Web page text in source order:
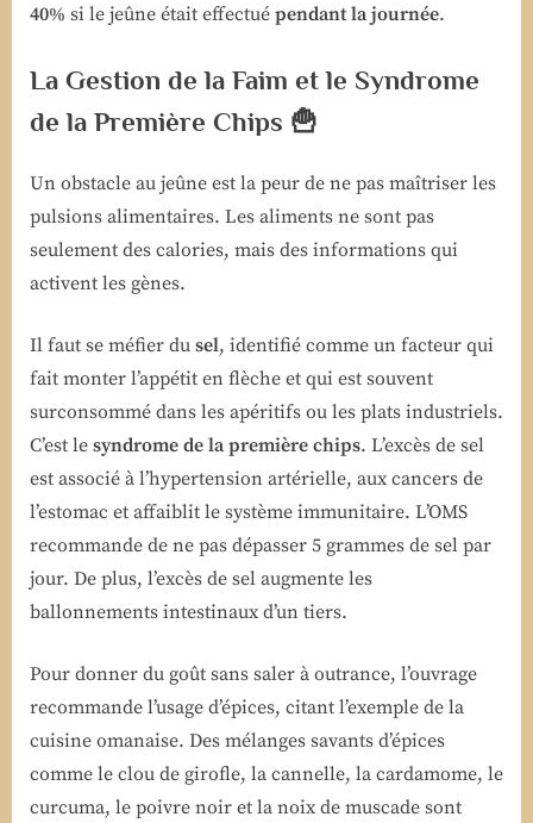
40% si le jeûne était effectué pendant la journée.
La Gestion de la Faim et le Syndrome
de la Première Chips 🍟
Un obstacle au jeûne est la peur de ne pas maîtriser les
pulsions alimentaires. Les aliments ne sont pas
seulement des calories, mais des informations qui
activent les gènes.
Il faut se méfier du sel, identifié comme un facteur qui
fait monter l’appétit en flèche et qui est souvent
surconsommé dans les apéritifs ou les plats industriels.
C’est le syndrome de la première chips. L’excès de sel
est associé à l’hypertension artérielle, aux cancers de
l’estomac et affaiblit le système immunitaire. L’OMS
recommande de ne pas dépasser 5 grammes de sel par
jour. De plus, l’excès de sel augmente les
ballonnements intestinaux d’un tiers.
Pour donner du goût sans saler à outrance, l’ouvrage
recommande l’usage d’épices, citant l’exemple de la
cuisine omanaise. Des mélanges savants d’épices
comme le clou de girofle, la cannelle, la cardamome, le
curcuma, le poivre noir et la noix de muscade sont